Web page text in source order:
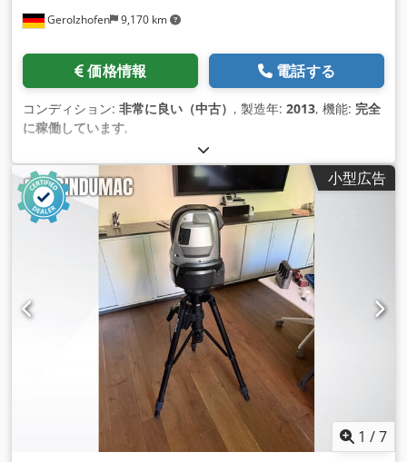
Gerolzhofen 9,170 km
価格情報 電話する
コンディション: 非常に良い（中古） , 製造年: 2013, 機能: 完全
に稼働しています,
小型広告
1 /7